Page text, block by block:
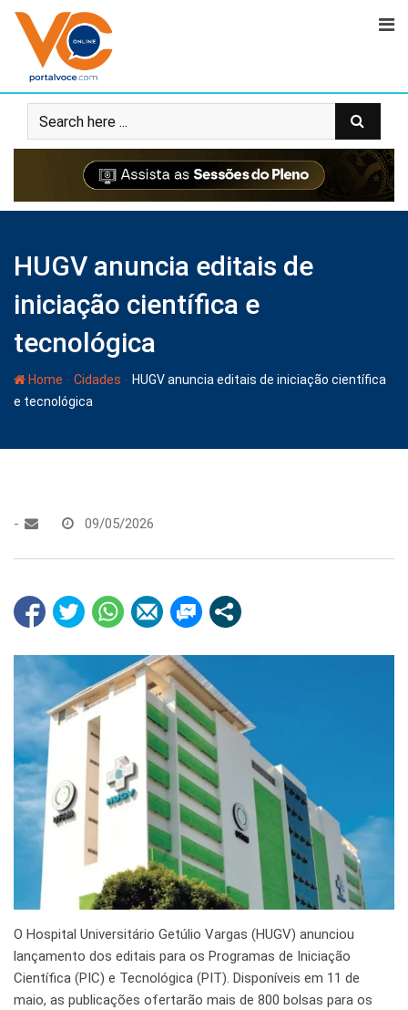
HUGV anuncia editais de
iniciação científica e
tecnológica
Home - Cidades - HUGV anuncia editais de iniciação científica
e tecnológica
- 09/05/2026
O Hospital Universitário Getúlio Vargas (HUGV) anunciou
lançamento dos editais para os Programas de Iniciação
Científica (PIC) e Tecnológica (PIT). Disponíveis em 11 de
maio, as publicações ofertarão mais de 800 bolsas para os